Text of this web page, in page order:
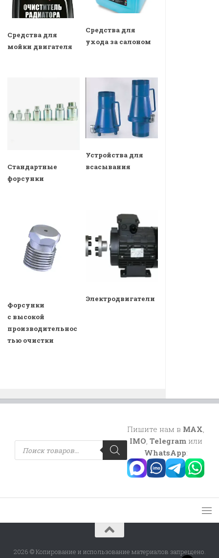
Средства для
мойки двигателя
Средства для
ухода за салоном
Стандартные
форсунки
Устройства для
всасывания
Форсунки
с высокой
производительнос
тью очистки
Электродвигатели
Поиск
товаров
Пишите нам в MAX
IMO Telegramили
WhatsApp:
2026 © Копирование и использование материалов запрещено.